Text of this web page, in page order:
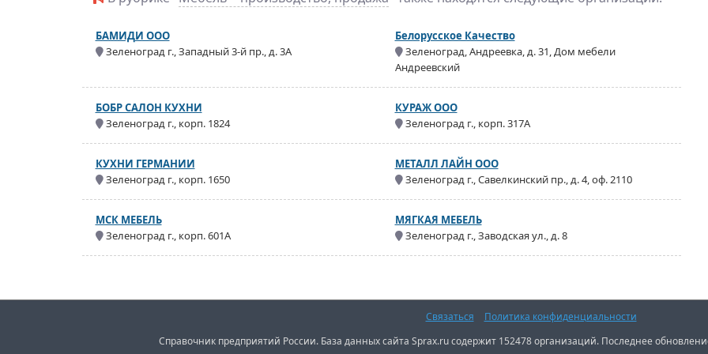
БАМИДИ ООО
Зеленоград г., Западный 3-й пр., д. 3А
Белорусское Качество
Зеленоград, Андреевка, д. 31, Дом мебели
Андреевский
БОБР САЛОН КУХНИ
Зеленоград г., корп. 1824
КУРАЖ ООО
Зеленоград г., корп. 317А
КУХНИ ГЕРМАНИИ
Зеленоград г., корп. 1650
МЕТАЛЛ ЛАЙН ООО
Зеленоград г., Савелкинский пр., д. 4, оф. 2110
МСК МЕБЕЛЬ
Зеленоград г., корп. 601А
МЯГКАЯ МЕБЕЛЬ
Зеленоград г., Заводская ул., д. 8
Связаться
Политика конфиденциальности
Справочник предприятий России. База данных сайта Sprax.ru содержит 152478 организаций. Последнее